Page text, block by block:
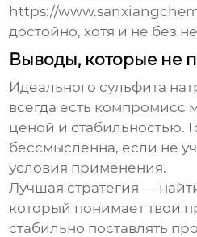
https://
достойно, хотя и не без
Выводы, которые не
Идеального сульфита
всегда есть компромисс
ценой и стабильностью.
бессмысленна, если не
условия применения.
Лучшая стратегия —
который понимает твои
стабильно поставлять